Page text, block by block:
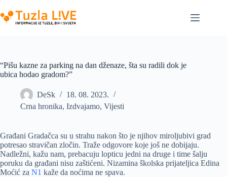
to
content
“Pišu kazne za parking na dan dženaze, šta su radili dok je
ubica hodao gradom?”
DeSk
18. 08. 2023.
Crna hronika, Izdvajamo, Vijesti
Građani Gradačca su u strahu nakon što je njihov miroljubivi grad
potresao stravičan zločin. Traže odgovore koje još ne dobijaju.
Nadležni, kažu nam, prebacuju lopticu jedni na druge i time šalju
poruku da građani nisu zaštićeni. Nizamina školska prijateljica Edina
Moćić za N1 kaže da noćima ne spava.